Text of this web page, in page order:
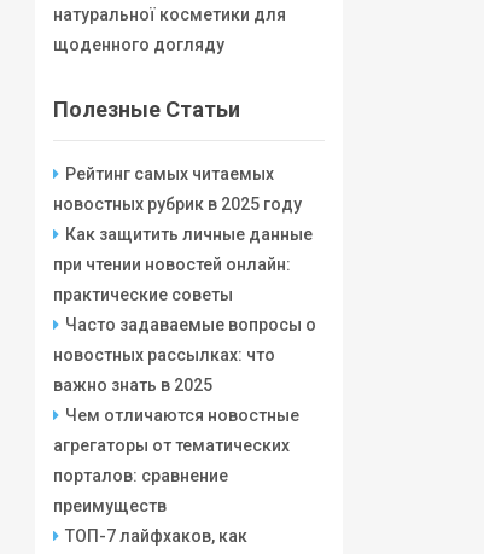
натуральної косметики для
щоденного догляду
Полезные Статьи
Рейтинг самых читаемых
новостных рубрик в 2025 году
Как защитить личные данные
при чтении новостей онлайн:
практические советы
Часто задаваемые вопросы о
новостных рассылках: что
важно знать в 2025
Чем отличаются новостные
агрегаторы от тематических
порталов: сравнение
преимуществ
ТОП-7 лайфхаков, как